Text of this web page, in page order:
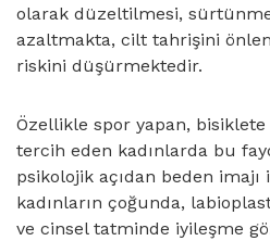
olarak düzeltilmesi, sürtünme
azaltmakta, cilt tahrişini
riskini düşürmektedir.
Özellikle spor yapan,
tercih eden kadınlarda bu
psikolojik açıdan beden
kadınların çoğunda,
ve cinsel tatminde iyileşme